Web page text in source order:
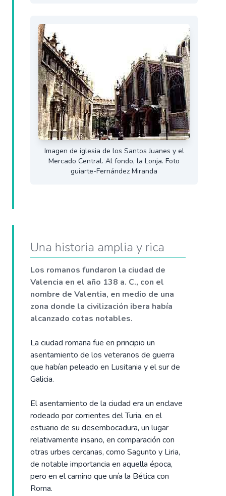
Imagen de iglesia de los Santos Juanes y el
Mercado Central. Al fondo, la Lonja. Foto
guiarte-Fernández Miranda
Una historia amplia y rica
Los romanos fundaron la ciudad de
Valencia en el año 138 a. C., con el
nombre de Valentia, en medio de una
zona donde la civilización ibera había
alcanzado cotas notables.
La ciudad romana fue en principio un
asentamiento de los veteranos de guerra
que habían peleado en Lusitania y el sur de
Galicia.
El asentamiento de la ciudad era un enclave
rodeado por corrientes del Turia, en el
estuario de su desembocadura, un lugar
relativamente insano, en comparación con
otras urbes cercanas, como Sagunto y Liria,
de notable importancia en aquella época,
pero en el camino que unía la Bética con
Roma.